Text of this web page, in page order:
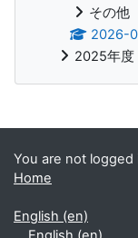
その他
2026-
2025年度
You are not logged
Home
English ‎(en)‎